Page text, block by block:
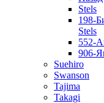
Stels
198-
Stels
552-
906-
Suehiro
Swanson
Tajima
Takagi